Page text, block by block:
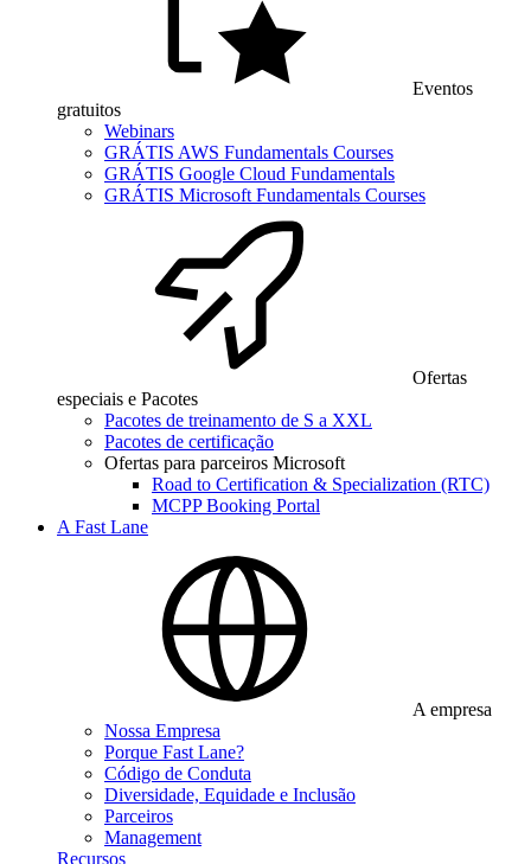
Eventos
gratuitos
Webinars
GRÁTIS AWS Fundamentals Courses
GRÁTIS Google Cloud Fundamentals
GRÁTIS Microsoft Fundamentals Courses
Ofertas
especiais e Pacotes
Pacotes de treinamento de S a XXL
Pacotes de certificação
Ofertas para parceiros Microsoft
Road to Certification & Specialization (RTC)
MCPP Booking Portal
A Fast Lane
A empresa
Nossa Empresa
Porque Fast Lane?
Código de Conduta
Diversidade, Equidade e Inclusão
Parceiros
Management
Recursos